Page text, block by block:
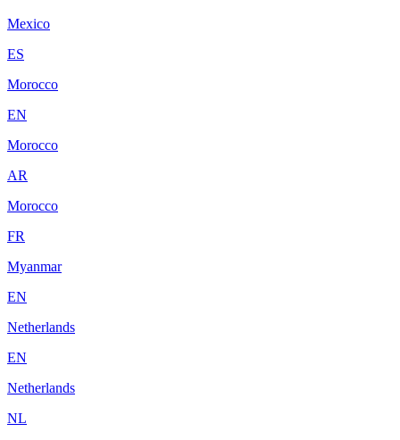
Mexico
ES
Morocco
EN
Morocco
AR
Morocco
FR
Myanmar
EN
Netherlands
EN
Netherlands
NL